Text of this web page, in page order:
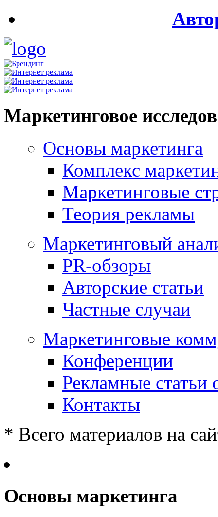
Маркетинговое
Основы маркетинга
Комплекс
Маркетинговые
Теория рекламы
Маркетинговый
PR-обзоры
Авторские статьи
Частные случаи
Маркетинговые
Конференции
Рекламные статьи
Контакты
* Всего материалов на
Основы маркетинга